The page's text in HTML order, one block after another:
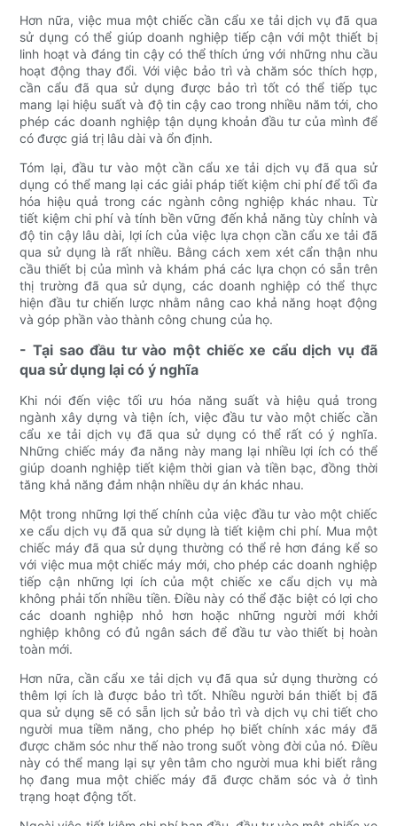
Hơn nữa, việc mua một chiếc cần cẩu xe tải dịch vụ đã qua
sử dụng có thể giúp doanh nghiệp tiếp cận với một thiết bị
linh hoạt và đáng tin cậy có thể thích ứng với những nhu cầu
hoạt động thay đổi. Với việc bảo trì và chăm sóc thích hợp,
cần cẩu đã qua sử dụng được bảo trì tốt có thể tiếp tục
mang lại hiệu suất và độ tin cậy cao trong nhiều năm tới, cho
phép các doanh nghiệp tận dụng khoản đầu tư của mình để
có được giá trị lâu dài và ổn định.
Tóm lại, đầu tư vào một cần cẩu xe tải dịch vụ đã qua sử
dụng có thể mang lại các giải pháp tiết kiệm chi phí để tối đa
hóa hiệu quả trong các ngành công nghiệp khác nhau. Từ
tiết kiệm chi phí và tính bền vững đến khả năng tùy chỉnh và
độ tin cậy lâu dài, lợi ích của việc lựa chọn cần cẩu xe tải đã
qua sử dụng là rất nhiều. Bằng cách xem xét cẩn thận nhu
cầu thiết bị của mình và khám phá các lựa chọn có sẵn trên
thị trường đã qua sử dụng, các doanh nghiệp có thể thực
hiện đầu tư chiến lược nhằm nâng cao khả năng hoạt động
và góp phần vào thành công chung của họ.
- Tại sao đầu tư vào một chiếc xe cẩu dịch vụ đã
qua sử dụng lại có ý nghĩa
Khi nói đến việc tối ưu hóa năng suất và hiệu quả trong
ngành xây dựng và tiện ích, việc đầu tư vào một chiếc cần
cẩu xe tải dịch vụ đã qua sử dụng có thể rất có ý nghĩa.
Những chiếc máy đa năng này mang lại nhiều lợi ích có thể
giúp doanh nghiệp tiết kiệm thời gian và tiền bạc, đồng thời
tăng khả năng đảm nhận nhiều dự án khác nhau.
Một trong những lợi thế chính của việc đầu tư vào một chiếc
xe cẩu dịch vụ đã qua sử dụng là tiết kiệm chi phí. Mua một
chiếc máy đã qua sử dụng thường có thể rẻ hơn đáng kể so
với việc mua một chiếc máy mới, cho phép các doanh nghiệp
tiếp cận những lợi ích của một chiếc xe cẩu dịch vụ mà
không phải tốn nhiều tiền. Điều này có thể đặc biệt có lợi cho
các doanh nghiệp nhỏ hơn hoặc những người mới khởi
nghiệp không có đủ ngân sách để đầu tư vào thiết bị hoàn
toàn mới.
Hơn nữa, cần cẩu xe tải dịch vụ đã qua sử dụng thường có
thêm lợi ích là được bảo trì tốt. Nhiều người bán thiết bị đã
qua sử dụng sẽ có sẵn lịch sử bảo trì và dịch vụ chi tiết cho
người mua tiềm năng, cho phép họ biết chính xác máy đã
được chăm sóc như thế nào trong suốt vòng đời của nó. Điều
này có thể mang lại sự yên tâm cho người mua khi biết rằng
họ đang mua một chiếc máy đã được chăm sóc và ở tình
trạng hoạt động tốt.